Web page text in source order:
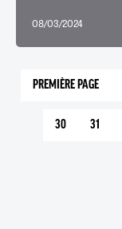
08/03/2024
PREMIÈRE PAGE
1
PAGE
30 PAGE
31